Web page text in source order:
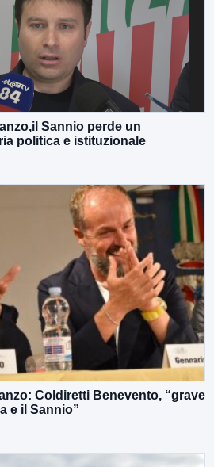
Sannio perde un
politica e istituzionale
Coldiretti Benevento, “grave
e il Sannio”